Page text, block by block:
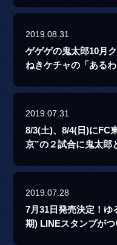
2019.08.31
ゲゲゲの鬼太郎10月
ねきケチャの「ある
2019.07.31
8/3(土)、8/4(日)にFC
京”の２試合に鬼太郎
2019.07.28
7月31日発売決定！ゆ
期) LINEスタンプがつ